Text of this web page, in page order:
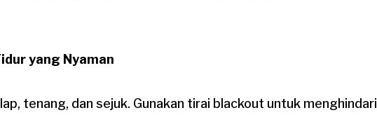
yang Nyaman
tenang, dan sejuk. Gunakan tirai blackout untuk menghindari